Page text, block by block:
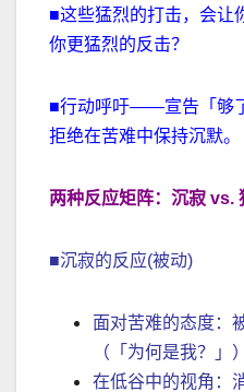
■这些猛烈的打击，会让
你更猛烈的反击？
■行动呼吁——宣告「够
拒绝在苦难中保持沉默。
两种反应矩阵：沉寂 vs.
■沉寂的反应(被动)
面对苦难的态度：
（「为何是我？」
在低谷中的视角：